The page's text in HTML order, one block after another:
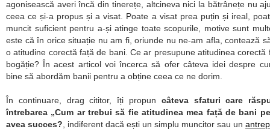
agonisească averi încă din tinerețe, altcineva nici la bătrânețe nu
ceea ce și-a propus și a visat. Poate a visat prea puțin și ireal,
muncit suficient pentru a-și atinge toate scopurile, motive sunt
este că în orice situație nu am fi, oriunde nu ne-am afla, contează
o atitudine corectă față de bani. Ce ar presupune atitudinea corectă
bogăție? În acest articol voi încerca să ofer câteva idei despre
bine să abordăm banii pentru a obține ceea ce ne dorim.
În continuare, drag cititor, îți propun câteva sfaturi care
întrebarea „Cum ar trebui să fie atitudinea mea față de bani
avea succes? , indiferent dacă ești un simplu muncitor sau un